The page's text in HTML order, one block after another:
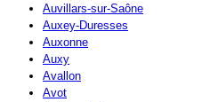
Auvillars-sur-Saône
Auxey-Duresses
Auxonne
Auxy
Avallon
Avot